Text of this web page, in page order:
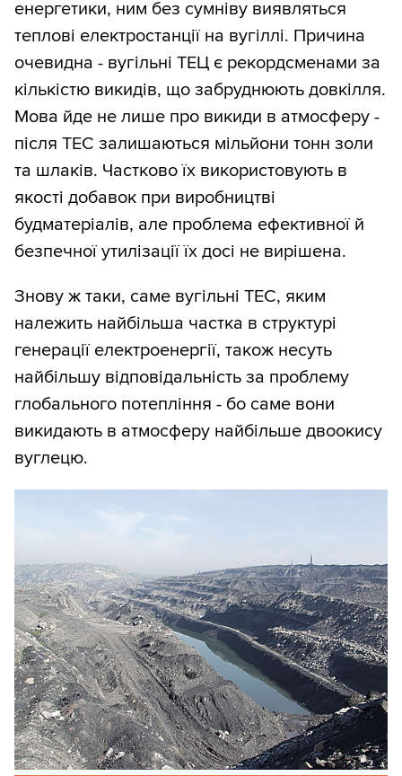
енергетики, ним без сумніву виявляться
теплові електростанції на вугіллі. Причина
очевидна - вугільні ТЕЦ є рекордсменами за
кількістю викидів, що забруднюють довкілля.
Мова йде не лише про викиди в атмосферу -
після ТЕС залишаються мільйони тонн золи
та шлаків. Частково їх використовують в
якості добавок при виробництві
будматеріалів, але проблема ефективної й
безпечної утилізації їх досі не вирішена.
Знову ж таки, саме вугільні ТЕС, яким
належить найбільша частка в структурі
генерації електроенергії, також несуть
найбільшу відповідальність за проблему
глобального потепління - бо саме вони
викидають в атмосферу найбільше двоокису
вуглецю.